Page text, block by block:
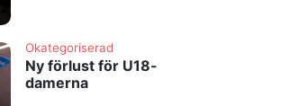
Okategoriserad
Ny förlust för U18-
damerna